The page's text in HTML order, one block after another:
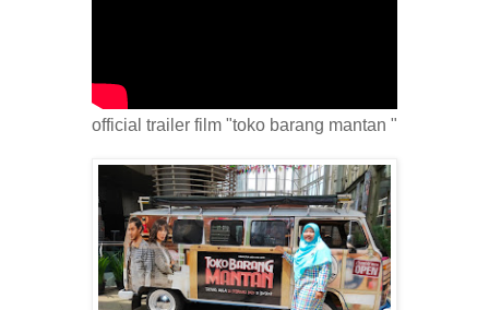
official trailer film "toko barang mantan "